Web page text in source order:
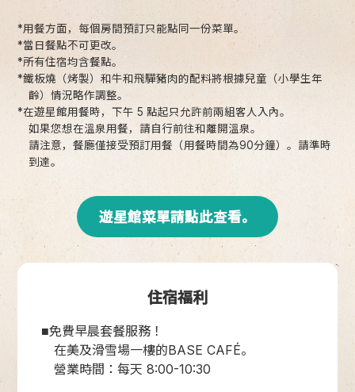
*用餐方面，每個房間預訂只能點同一份菜單。
*當日餐點不可更改。
*所有住宿均含餐點。
*鐵板燒（烤製）和牛和飛驒豬肉的配料將根據兒童（小學生年
齡）情況略作調整。
*在遊星館用餐時，下午 5 點起只允許前兩組客人入內。
如果您想在溫泉用餐，請自行前往和離開溫泉。
請注意，餐廳僅接受預訂用餐（用餐時間為90分鐘）。請準時
到達。
遊星館菜單請點此查看。
住宿福利
■免費早晨套餐服務！
在美及滑雪場一樓的BASE CAFÉ。
營業時間：每天 8:00-10:30